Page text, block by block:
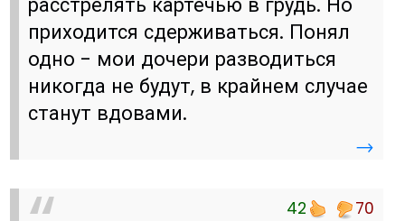
приходится сдерживаться. Понял
одно - мои дочери разводиться
никогда не будут, в крайнем случае
станут вдовами.
→
42 70